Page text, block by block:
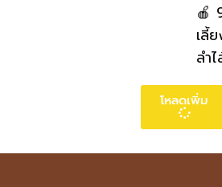
🍎
เลี้
ลำ
โหลดเพิ่ม